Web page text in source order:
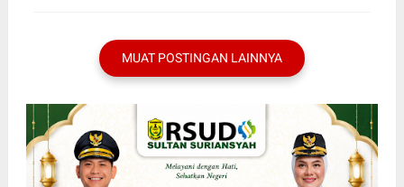
MUAT POSTINGAN LAINNYA